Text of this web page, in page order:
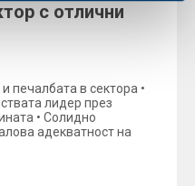
с отлични
печалбата в сектора •
лидер през
• Солидно
адекватност на